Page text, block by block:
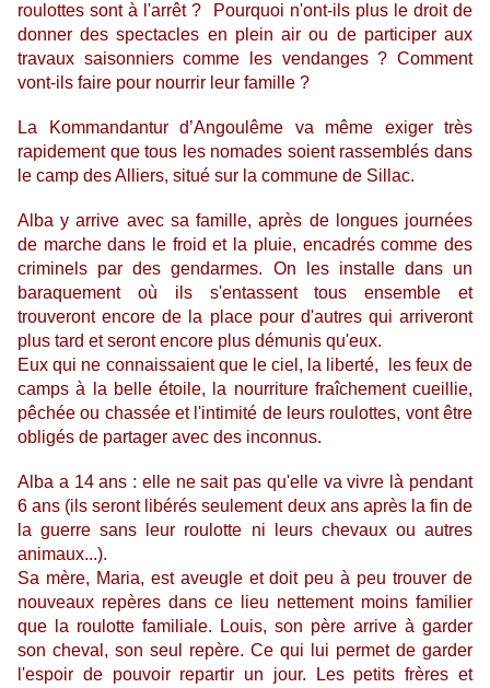
roulottes sont à l'arrêt ? Pourquoi n'ont-ils plus le droit de
donner des spectacles en plein air ou de participer aux
travaux saisonniers comme les vendanges ? Comment
vont-ils faire pour nourrir leur famille ?
La Kommandantur d’Angoulême va même exiger très
rapidement que tous les nomades soient rassemblés dans
le camp des Alliers, situé sur la commune de Sillac.
Alba y arrive avec sa famille,après de longues journées
de marche dans le froid et la pluie, encadrés comme des
criminels par des gendarmes. On les installe dans un
baraquement où ils s'entassent tous ensemble et
trouveront encore de la place pour d'autres qui arriveront
plus tard et seront encore plus démunis qu'eux.
Eux qui ne connaissaient que le ciel, la liberté, les feux de
camps à la belle étoile, la nourriture fraîchement cueillie,
pêchée ou chassée et l'intimité de leurs roulottes, vont être
obligés de partager avec des inconnus.
Alba a 14 ans : elle ne sait pas qu'elle va vivre là pendant
6 ans (ils seront libérés seulement deux ans après la fin de
la guerre sans leur roulotte ni leurs chevaux ou autres
animaux...).
Sa mère, Maria, est aveugle et doit peu à peu trouver de
nouveaux repères dans ce lieu nettement moins familier
que la roulotte familiale. Louis, son père arrive à garder
son cheval, son seul repère. Ce qui lui permet de garder
l'espoir de pouvoir repartir un jour. Les petits frères et